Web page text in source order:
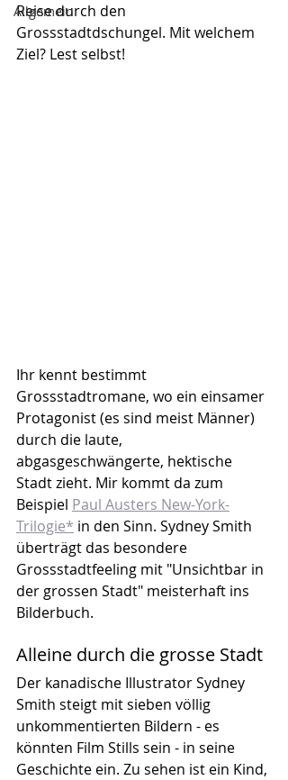
Allgemein
Reise durch den
Grossstadtdschungel. Mit welchem
Ziel? Lest selbst!
Ihr kennt bestimmt
Grossstadtromane, wo ein einsamer
Protagonist (es sind meist Männer)
durch die laute,
abgasgeschwängerte, hektische
Stadt zieht. Mir kommt da zum
Beispiel Paul Austers New-York-
Trilogie* in den Sinn. Sydney Smith
überträgt das besondere
Grossstadtfeeling mit "Unsichtbar in
der grossen Stadt" meisterhaft ins
Bilderbuch.
Alleine durch die grosse Stadt
Der kanadische Illustrator Sydney
Smith steigt mit sieben völlig
unkommentierten Bildern - es
könnten Film Stills sein - in seine
Geschichte ein. Zu sehen ist ein Kind,